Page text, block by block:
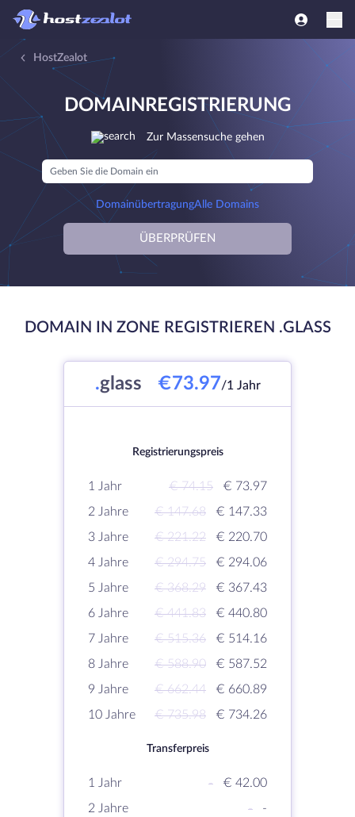
HostZealot
DOMAINREGISTRIERUNG
Zur Massensuche gehen
DomainübertragungAlle Domains
ÜBERPRÜFEN
DOMAIN IN ZONE REGISTRIEREN .GLASS
.glass €73.97/1 Jahr
Registrierungspreis
1 Jahr € 74.15
€ 73.97
2 Jahre
€ 147.68
€ 147.33
3 Jahre
€ 221.22
€ 220.70
4 Jahre
€ 294.75
€ 294.06
5 Jahre
€ 368.29
€ 367.43
6 Jahre
€ 441.83
€ 440.80
7 Jahre
€ 515.36
€ 514.16
8 Jahre
€ 588.90
€ 587.52
9 Jahre
€ 662.44
€ 660.89
10 Jahre
€ 735.98 € 734.26
Transferpreis
1 Jahr -
€ 42.00
2 Jahre
-
-